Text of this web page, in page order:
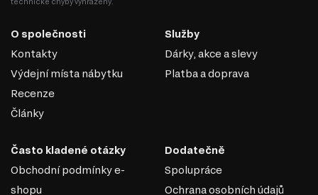
O společnosti
Kontakty
Výdejní místa nábytku
Recenze
Články
Služby
Dárky, akce a slevy
Platba a doprava
Často kladené otázky
Obchodní podmínky e-
shopu
Dodatečně
Spolupráce
Ochrana osobních údajů